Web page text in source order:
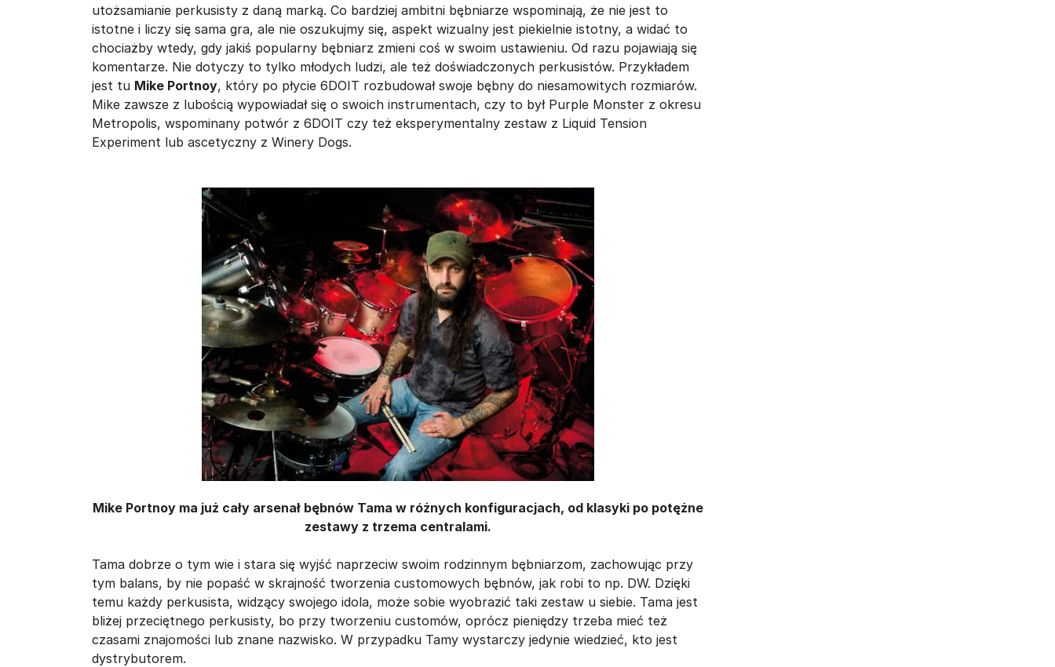
utożsamianie perkusisty z daną marką. Co bardziej ambitni bębniarze wspominają, że nie jest to
istotne i liczy się sama gra, ale nie oszukujmy się, aspekt wizualny jest piekielnie istotny, a widać to
chociażby wtedy, gdy jakiś popularny bębniarz zmieni coś w swoim ustawieniu. Od razu pojawiają się
komentarze. Nie dotyczy to tylko młodych ludzi, ale też doświadczonych perkusistów. Przykładem
jest tu Mike Portnoy, który po płycie 6DOIT rozbudował swoje bębny do niesamowitych rozmiarów.
Mike zawsze z lubością wypowiadał się o swoich instrumentach, czy to był Purple Monster z okresu
Metropolis, wspominany potwór z 6DOIT czy też eksperymentalny zestaw z Liquid Tension
Experiment lub ascetyczny z Winery Dogs.
Mike Portnoy ma już cały arsenał bębnów Tama w różnych konfiguracjach, od klasyki po potężne
zestawy z trzema centralami.
Tama dobrze o tym wie i stara się wyjść naprzeciw swoim rodzinnym bębniarzom, zachowując przy
tym balans, by nie popaść w skrajność tworzenia customowych bębnów, jak robi to np. DW. Dzięki
temu każdy perkusista, widzący swojego idola, może sobie wyobrazić taki zestaw u siebie. Tama jest
bliżej przeciętnego perkusisty, bo przy tworzeniu customów, oprócz pieniędzy trzeba mieć też
czasami znajomości lub znane nazwisko. W przypadku Tamy wystarczy jedynie wiedzieć, kto jest
dystrybutorem.